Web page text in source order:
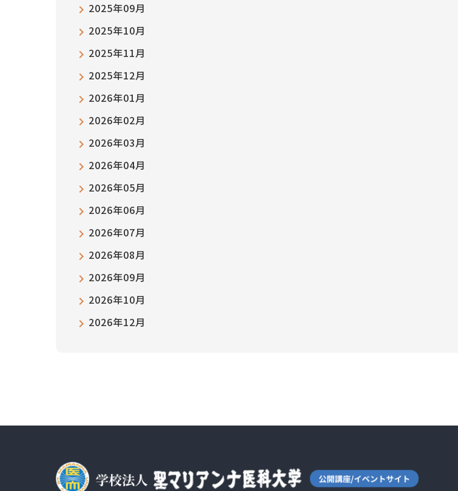
2025年09月
2025年10月
2025年11月
2025年12月
2026年01月
2026年02月
2026年03月
2026年04月
2026年05月
2026年06月
2026年07月
2026年08月
2026年09月
2026年10月
2026年12月